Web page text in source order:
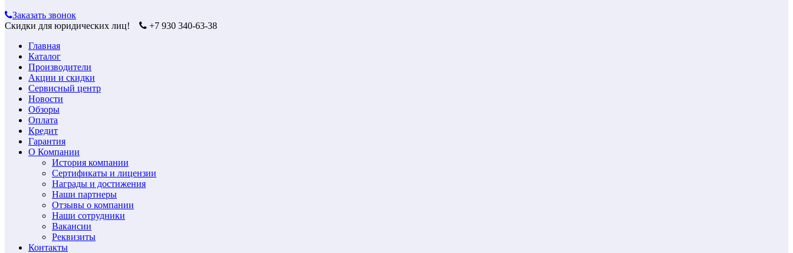
Заказать звонок
Скидки для юридических лиц!
+7 930 340-63-38
Главная
Каталог
Производители
Акции и скидки
Сервисный центр
Новости
Обзоры
Оплата
Кредит
Гарантия
О Компании
История компании
Сертификаты и лицензии
Награды и достижения
Наши партнеры
Отзывы о компании
Наши сотрудники
Вакансии
Реквизиты
Контакты